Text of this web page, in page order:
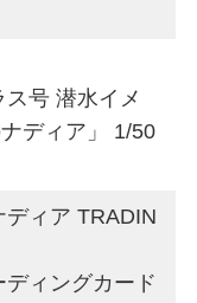
号 潜水イメ
ディア」 1/50
ィア TRADIN
ィングカード